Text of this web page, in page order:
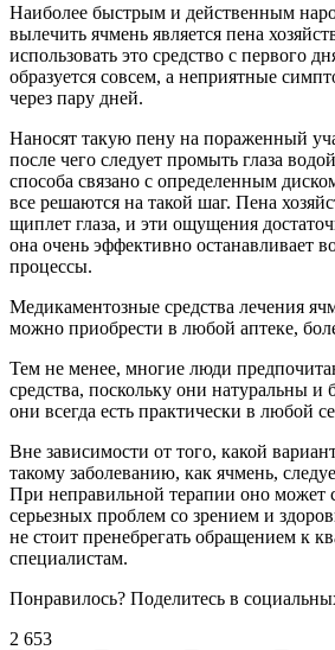
Наиболее быстрым и действенным
вылечить ячмень является пена
использовать это средство с первого
образуется совсем, а неприятные
через пару дней.
Наносят такую пену на пораженный
после чего следует промыть глаза
способа связано с определенным
все решаются на такой шаг. Пена
щиплет глаза, и эти ощущения
она очень эффективно останавливает
процессы.
Медикаментозные средства лечения
можно приобрести в любой аптеке,
Тем не менее, многие люди
средства, поскольку они натуральны и
они всегда есть практически в любой
Вне зависимости от того, какой
такому заболеванию, как ячмень,
При неправильной терапии оно может
серьезных проблем со зрением и
не стоит пренебрегать обращением к
специалистам.
Понравилось? Поделитесь в
2 653